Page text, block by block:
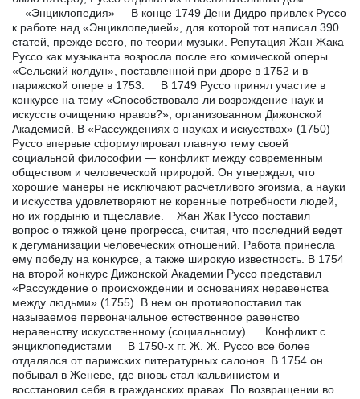
«Энциклопедия» В конце 1749 Дени Дидро привлек Руссо
к работе над «Энциклопедией», для которой тот написал 390
статей, прежде всего, по теории музыки. Репутация Жан Жака
Руссо как музыканта возросла после его комической оперы
«Сельский колдун», поставленной при дворе в 1752 и в
парижской опере в 1753. В 1749 Руссо принял участие в
конкурсе на тему «Способствовало ли возрождение наук и
искусств очищению нравов?», организованном Дижонской
Академией. В «Рассуждениях о науках и искусствах» (1750)
Руссо впервые сформулировал главную тему своей
социальной философии — конфликт между современным
обществом и человеческой природой. Он утверждал, что
хорошие манеры не исключают расчетливого эгоизма, а науки
и искусства удовлетворяют не коренные потребности людей,
но их гордыню и тщеславие. Жан Жак Руссо поставил
вопрос о тяжкой цене прогресса, считая, что последний ведет
к дегуманизации человеческих отношений. Работа принесла
ему победу на конкурсе, а также широкую известность. В 1754
на второй конкурс Дижонской Академии Руссо представил
«Рассуждение о происхождении и основаниях неравенства
между людьми» (1755). В нем он противопоставил так
называемое первоначальное естественное равенство
неравенству искусственному (социальному). Конфликт с
энциклопедистами В 1750-х гг. Ж. Ж. Руссо все более
отдалялся от парижских литературных салонов. В 1754 он
побывал в Женеве, где вновь стал кальвинистом и
восстановил себя в гражданских правах. По возвращении во